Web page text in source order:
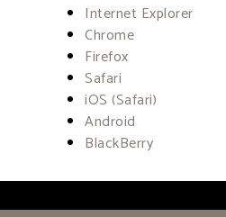
Internet Explorer
Chrome
Firefox
Safari
iOS (Safari)
Android
BlackBerry